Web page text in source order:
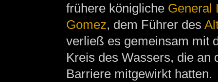
frühere königliche General
Gomez, dem Führer des
verließ es gemeinsam mit
Kreis des Wassers, die an
Barriere mitgewirkt hatten.